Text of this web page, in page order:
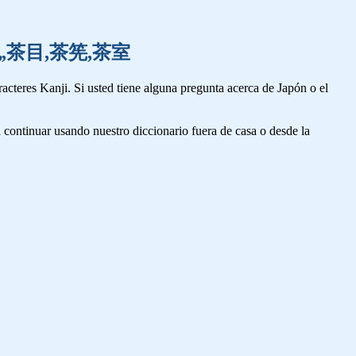
茶目,茶筅,茶室
Kanji. Si usted tiene alguna pregunta acerca de Japón o el
continuar usando nuestro diccionario fuera de casa o desde la